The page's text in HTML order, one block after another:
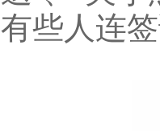
有些人连